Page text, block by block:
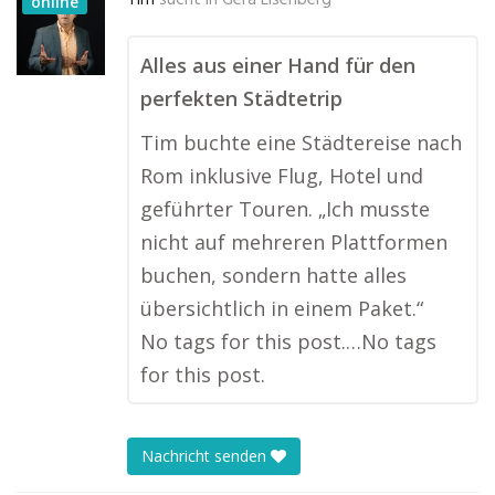
Alles aus einer Hand für den
perfekten Städtetrip
Tim buchte eine Städtereise nach
Rom inklusive Flug, Hotel und
geführter Touren. „Ich musste
nicht auf mehreren Plattformen
buchen, sondern hatte alles
übersichtlich in einem Paket.“
No tags for this post.…No tags
for this post.
Nachricht senden